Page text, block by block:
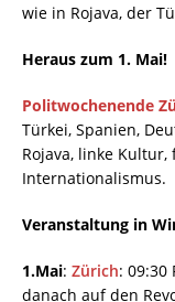
wie in Rojava, der
Heraus zum 1. Mai!
Politwochenende
Türkei, Spanien,
Rojava, linke
Internationalismus.
Veranstaltung in
1.Mai: Zürich: 09:30
danach auf den